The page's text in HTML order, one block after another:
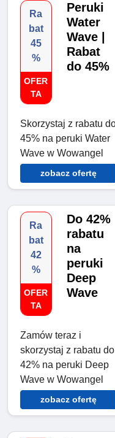
Ra
bat
45
%
OFER
TA
Peruki
Water
Wave |
Rabat
do 45%
Skorzystaj z rabatu
45% na peruki Water
Wave w Wowangel
zobacz ofertę
Ra
bat
42
%
OFER
TA
Do 42%
rabatu
na
peruki
Deep
Wave
Zamów teraz i
skorzystaj z rabatu do
42% na peruki Deep
Wave w Wowangel
zobacz ofertę